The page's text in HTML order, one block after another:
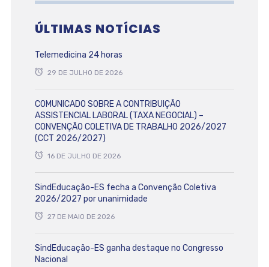
ÚLTIMAS NOTÍCIAS
Telemedicina 24 horas
29 DE JULHO DE 2026
COMUNICADO SOBRE A CONTRIBUIÇÃO
ASSISTENCIAL LABORAL (TAXA NEGOCIAL) –
CONVENÇÃO COLETIVA DE TRABALHO 2026/2027
(CCT 2026/2027)
16 DE JULHO DE 2026
SindEducação-ES fecha a Convenção Coletiva
2026/2027 por unanimidade
27 DE MAIO DE 2026
SindEducação-ES ganha destaque no Congresso
Nacional